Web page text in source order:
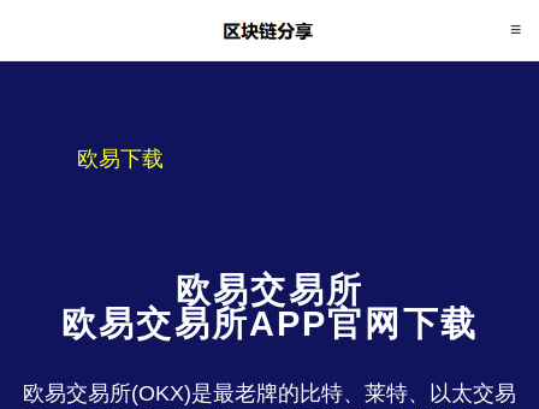
欧易下载
欧易交易所
欧易交易所APP官网下载
欧易交易所(OKX)是最老牌的比特、莱特、以太交易